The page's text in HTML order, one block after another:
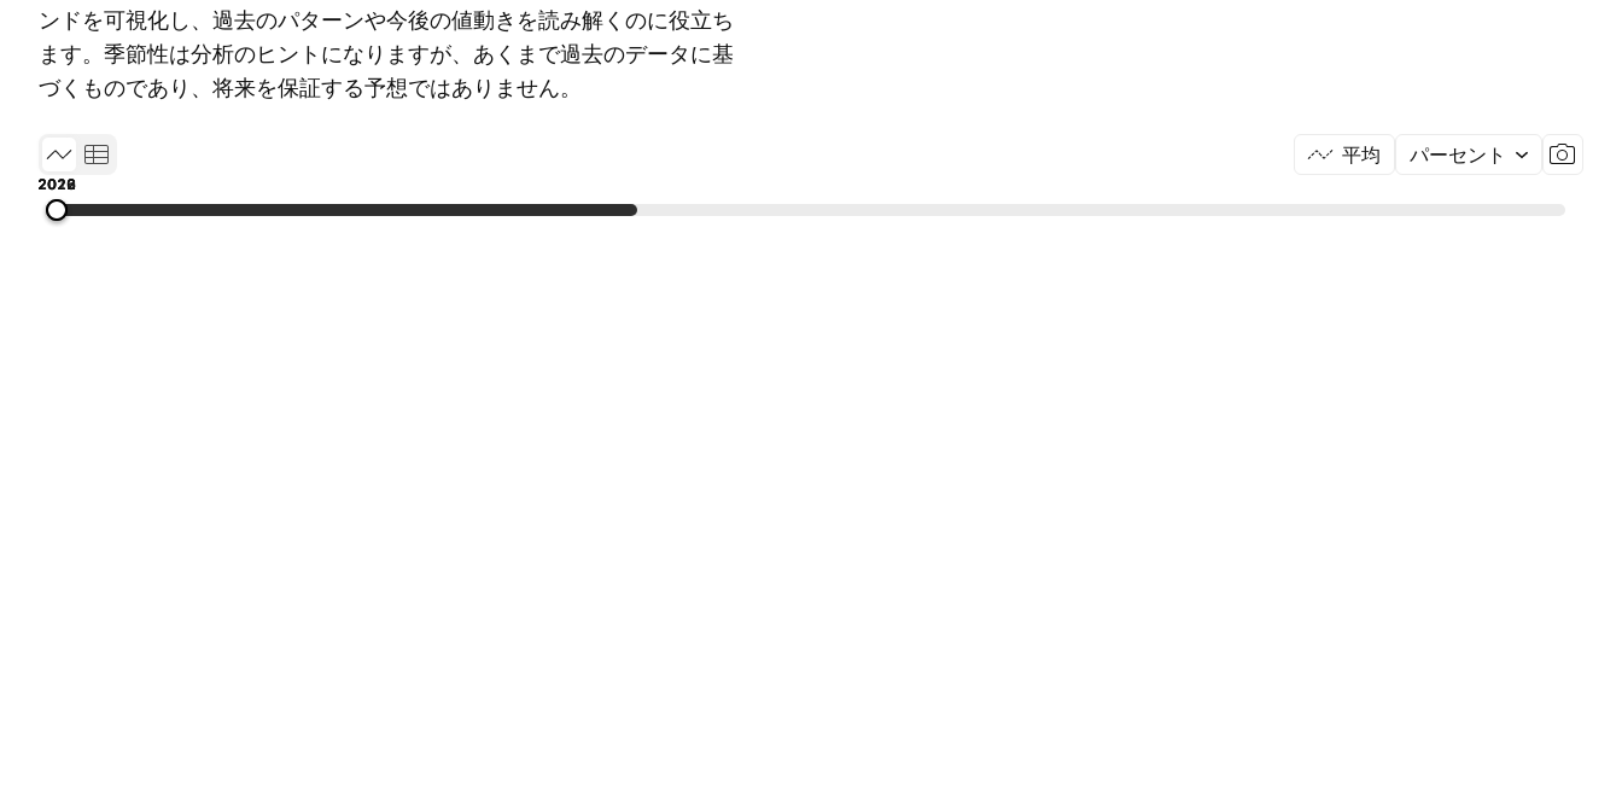
ンドを可視化し、過去のパターンや今後の値動きを読み解くのに役立ち
ます。季節性は分析のヒントになりますが、あくまで過去のデータに基
づくものであり、将来を保証する予想ではありません。
平均 パーセント
2013
2016
2019
2022
2026